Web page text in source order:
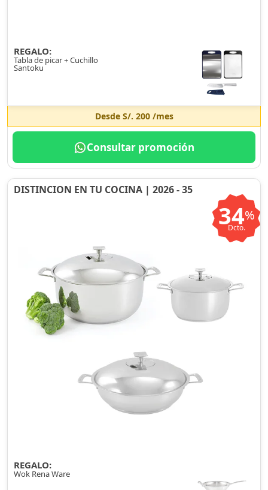
REGALO:
Tabla de picar + Cuchillo
Santoku
Desde S/. 200/mes
Consultar promoción
DISTINCION EN TU COCINA | 2026 - 35
34%
Dcto.
REGALO:
Wok Rena Ware